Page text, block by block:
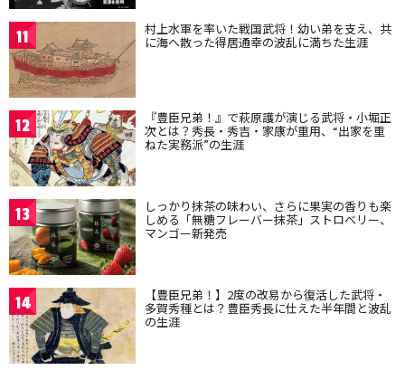
11 村上水軍を率いた戦国武将！幼い弟を支え、共
に海へ散った得居通幸の波乱に満ちた生涯
12 『豊臣兄弟！』で萩原護が演じる武将・小堀正
次とは？秀長・秀吉・家康が重用、“出家を重
ねた実務派”の生涯
13 しっかり抹茶の味わい、さらに果実の香りも楽
しめる「無糖フレーバー抹茶」ストロベリー、
マンゴー新発売
14 【豊臣兄弟！】2度の改易から復活した武将・
多賀秀種とは？豊臣秀長に仕えた半年間と波乱
の生涯